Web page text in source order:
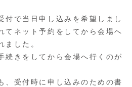
付で当日申し込みを希望しまし
てネット予約をしてから会場へ
ました。
続きをしてから会場へ行くのが
、受付時に申し込みのための書